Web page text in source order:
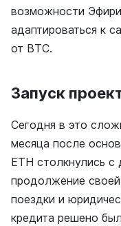
возможности
адаптироваться к
от ВТС.
Запуск
Сегодня в это
месяца после
ETH столкнулись
продолжение
поездки и
кредита решено